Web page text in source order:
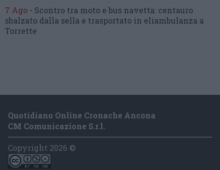
7 Ago - Scontro tra moto e bus navetta: centauro
sbalzato dalla sella e trasportato in eliambulanza a
Torrette
Quotidiano Online Cronache Ancona
CM Comunicazione S.r.l.
Copyright 2026 ©